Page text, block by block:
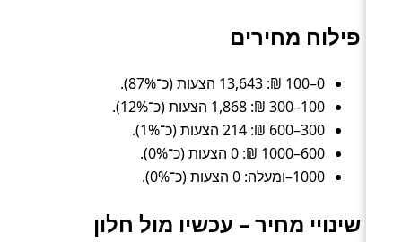
פילוח מחירים
0–100 ₪: 13,643 הצעות (כ־87%).
100–300 ₪: 1,868 הצעות (כ־12%).
300–600 ₪: 214 הצעות (כ־1%).
600–1000 ₪: 0 הצעות (כ־0%).
1000–ומעלה: 0 הצעות (כ־0%).
שינויי מחיר – עכשיו מול חלון